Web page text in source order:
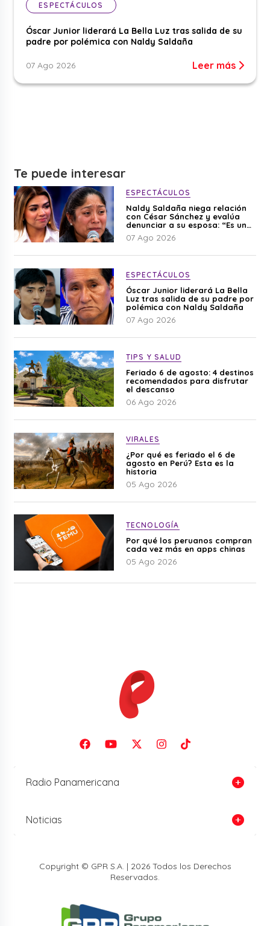
ESPECTÁCULOS
Óscar Junior liderará La Bella Luz tras salida de su
padre por polémica con Naldy Saldaña
07 Ago 2026 Leer más
Te puede interesar
ESPECTÁCULOS
Naldy Saldaña niega relación
con César Sánchez y evalúa
denunciar a su esposa: “Es una
difamación”
07 Ago 2026
ESPECTÁCULOS
Óscar Junior liderará La Bella
Luz tras salida de su padre por
polémica con Naldy Saldaña
07 Ago 2026
TIPS Y SALUD
Feriado 6 de agosto: 4 destinos
recomendados para disfrutar
el descanso
06 Ago 2026
VIRALES
¿Por qué es feriado el 6 de
agosto en Perú? Esta es la
historia
05 Ago 2026
TECNOLOGÍA
Por qué los peruanos compran
cada vez más en apps chinas
05 Ago 2026
Radio Panamericana
Noticias
Copyright © GPR S.A. | 2026 Todos los Derechos
Reservados.